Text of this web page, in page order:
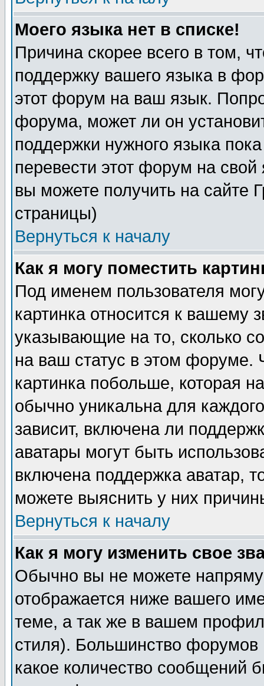
Моего языка нет в списке!
Причина скорее всего в том,
поддержку вашего языка в
этот форум на ваш язык.
форума, может ли он
поддержки нужного языка
перевести этот форум на
вы можете получить на сайте
страницы)
Вернуться к началу
Как я могу поместить
Под именем пользователя
картинка относится к вашему
указывающие на то, сколько
на ваш статус в этом форуме.
картинка побольше, которая
обычно уникальна для
зависит, включена ли
аватары могут быть
включена поддержка аватар,
можете выяснить у них
Вернуться к началу
Как я могу изменить свое
Обычно вы не можете
отображается ниже вашего
теме, а так же в вашем
стиля). Большинство форумов
какое количество сообщений